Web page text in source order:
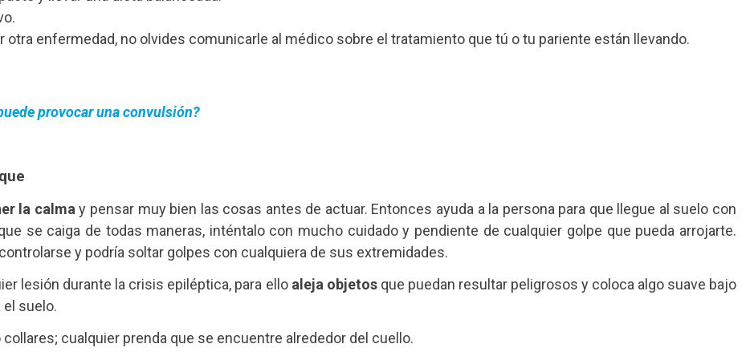
otra enfermedad, no olvides comunicarle al médico sobre el tratamiento que tú o tu pariente están llevando.
provocar una convulsión?
la calmay pensar muy bien las cosas antes de actuar. Entonces ayuda a la persona para que llegue al suelo con
se caiga de todas maneras, inténtalo con mucho cuidado y pendiente de cualquier golpe que pueda arrojarte.
y podría soltar golpes con cualquiera de sus extremidades.
lesión durante la crisis epiléptica, para ello aleja objetos que puedan resultar peligrosos y coloca algo suave bajo
el suelo.
cualquier prenda que se encuentre alrededor del cuello.